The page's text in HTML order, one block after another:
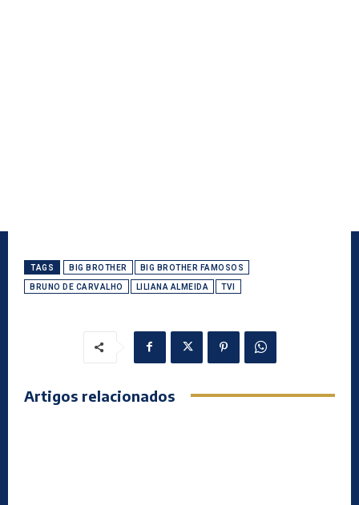
TAGS BIG BROTHER BIG BROTHER FAMOSOS
BRUNO DE CARVALHO LILIANA ALMEIDA TVI
Artigos relacionados